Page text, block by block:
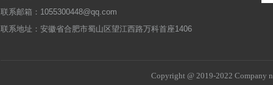
联系邮箱：1055300448@qq.com
联系地址：安徽省合肥市蜀山区望江西路万科首座1406
Copyright @ 2019-2022 Company